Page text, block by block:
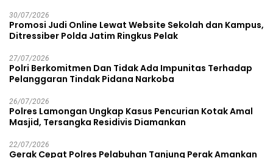
30/07/2026
Promosi Judi Online Lewat Website Sekolah dan Kampus,
Ditressiber Polda Jatim Ringkus Pelak
27/07/2026
Polri Berkomitmen Dan Tidak Ada Impunitas Terhadap
Pelanggaran Tindak Pidana Narkoba
26/07/2026
Polres Lamongan Ungkap Kasus Pencurian Kotak Amal
Masjid, Tersangka Residivis Diamankan
22/07/2026
Gerak Cepat Polres Pelabuhan Tanjung Perak Amankan